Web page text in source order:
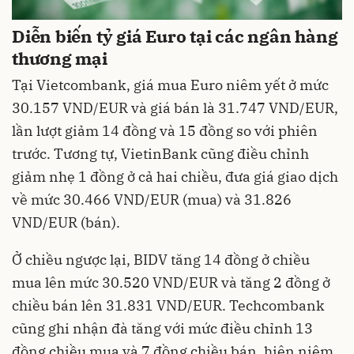
Diễn biến tỷ giá Euro tại các ngân hàng
thương mại
Tại Vietcombank, giá mua Euro niêm yết ở mức
30.157 VND/EUR và giá bán là 31.747 VND/EUR,
lần lượt giảm 14 đồng và 15 đồng so với phiên
trước. Tương tự, VietinBank cũng điều chỉnh
giảm nhẹ 1 đồng ở cả hai chiều, đưa giá giao dịch
về mức 30.466 VND/EUR (mua) và 31.826
VND/EUR (bán).
Ở chiều ngược lại, BIDV tăng 14 đồng ở chiều
mua lên mức 30.520 VND/EUR và tăng 2 đồng ở
chiều bán lên 31.831 VND/EUR. Techcombank
cũng ghi nhận đà tăng với mức điều chỉnh 13